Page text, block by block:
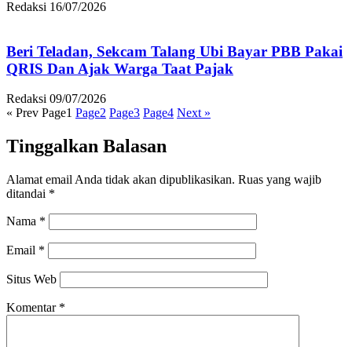
Redaksi 16/07/2026
Beri Teladan, Sekcam Talang Ubi Bayar PBB Pakai
QRIS Dan Ajak Warga Taat Pajak
Redaksi 09/07/2026
« Prev Page1 Page2 Page3 Page4 Next »
Tinggalkan Balasan
Alamat email Anda tidak akan dipublikasikan. Ruas yang wajib
ditandai *
Nama *
Email *
Situs Web
Komentar *